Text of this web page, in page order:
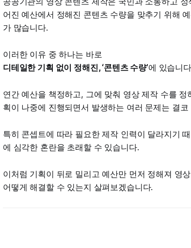
어진 예산에서 정해진 콘텐츠 수량을 맞추기 위해
가 많습니다.
이러한 이유 중 하나는 바로
디테일한 기획 없이 정해진, ‘콘텐츠 수량’에 있습니
연간 예산을 책정하고, 그에 맞춰 영상 제작 수를
획이 나중에 진행되면서 발생하는 여러 문제는 결
특히 콘셉트에 따라 필요한 제작 인력이 달라지기
에 심각한 혼란을 초래할 수 있습니다.
이처럼 기획이 뒤로 밀리고 예산만 먼저 정해져 영
어떻게 해결할 수 있는지 살펴보겠습니다.